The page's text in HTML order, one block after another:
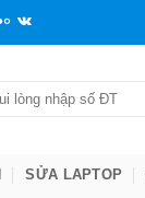
SỬA LAPTOP